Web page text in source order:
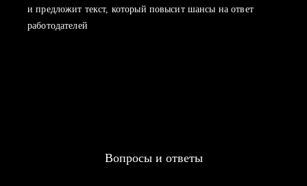
и предложит текст, который повысит шансы на ответ
работодателей
Вопросы и ответы